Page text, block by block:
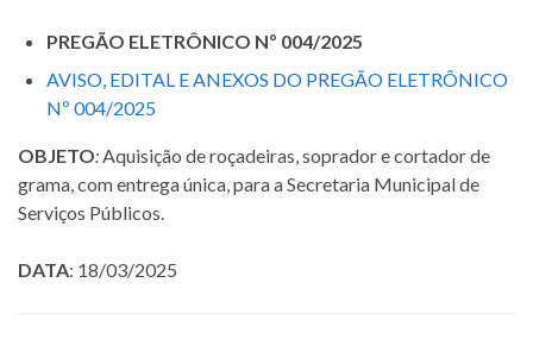
PREGÃO ELETRÔNICO Nº 004/2025
AVISO, EDITAL E ANEXOS DO PREGÃO ELETRÔNICO
Nº 004/2025
OBJETO: Aquisição de roçadeiras, soprador e cortador de
grama, com entrega única, para a Secretaria Municipal de
Serviços Públicos.
DATA: 18/03/2025